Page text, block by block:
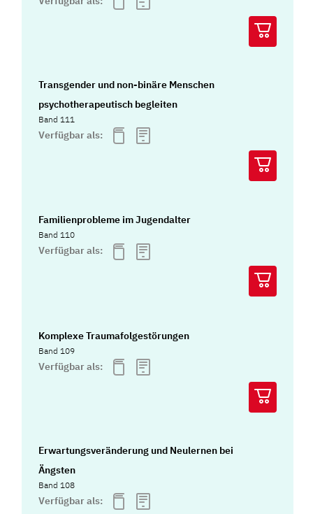
Transgender und non-binäre Menschen
psychotherapeutisch begleiten
Band 111
Verfügbar als:
Familienprobleme im Jugendalter
Band 110
Verfügbar als:
Komplexe Traumafolgestörungen
Band 109
Verfügbar als:
Erwartungsveränderung und Neulernen bei
Ängsten
Band 108
Verfügbar als: